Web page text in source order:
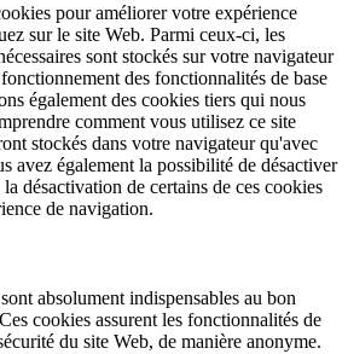
pour améliorer votre expérience
sur le site Web. Parmi ceux-ci, les
sont stockés sur votre navigateur
des fonctionnalités de base
également des cookies tiers qui nous
comment vous utilisez ce site
stockés dans votre navigateur qu'avec
avez également la possibilité de désactiver
désactivation de certains de ces cookies
de navigation.
absolument indispensables au bon
cookies assurent les fonctionnalités de
du site Web, de manière anonyme.